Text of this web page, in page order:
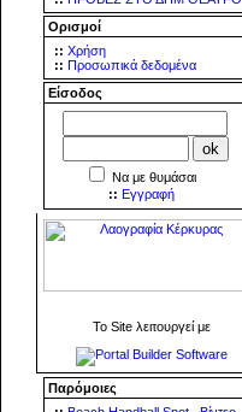
Ορισμοί
:: Χρήση
:: Προσωπικά δεδομένα
Είσοδος
Να με θυμάσαι
:: Εγγραφή
To Site λειτουργεί με
Παρόμοιες